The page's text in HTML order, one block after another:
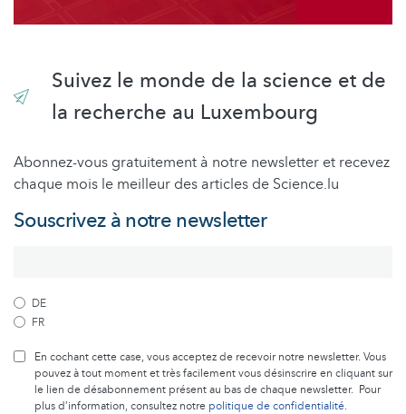
Suivez le monde de la science et de
la recherche au Luxembourg
Abonnez-vous gratuitement à notre newsletter et recevez
chaque mois le meilleur des articles de Science.lu
Souscrivez à notre newsletter
DE
FR
En cochant cette case, vous acceptez de recevoir notre newsletter. Vous
pouvez à tout moment et très facilement vous désinscrire en cliquant sur
le lien de désabonnement présent au bas de chaque newsletter. Pour
plus d’information, consultez notre politique de confidentialité.